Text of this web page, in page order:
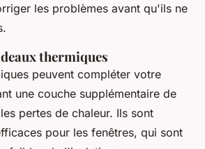
les problèmes avant qu'ils ne
thermiques
peuvent compléter votre
une couche supplémentaire de
pertes de chaleur. Ils sont
pour les fenêtres, qui sont